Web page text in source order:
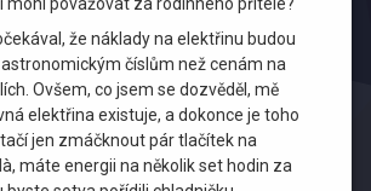
že náklady na elektřinu budou
číslům než cenám na
Ovšem, co jsem se dozvěděl, mě
elektřina existuje, a dokonce je toho
jen zmáčknout pár tlačítek na
máte energii na několik set hodin za